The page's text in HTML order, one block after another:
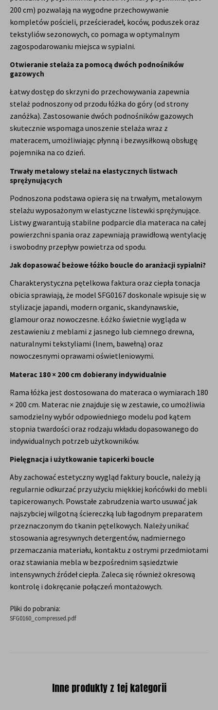
Inne produkty z tej kategorii
200 cm) pozwalają na wygodne przechowywanie
kompletów pościeli, prześcieradeł, koców, poduszek oraz
tekstyliów sezonowych, co pomaga w optymalnym
zagospodarowaniu miejsca w sypialni.
Otwieranie stelaża za pomocą dwóch podnośników
gazowych
Łatwy dostęp do skrzyni do przechowywania zapewnia
stelaż podnoszony od przodu łóżka do góry (od strony
zanóżka). Zastosowanie dwóch podnośników gazowych
skutecznie wspomaga unoszenie stelaża wraz z
materacem, umożliwiając płynną i bezwysiłkową obsługę
pojemnika na co dzień.
Trwały metalowy stelaż na elastycznych listwach
sprężynujących
Podnoszona podstawa opiera się na trwałym, metalowym
stelażu wyposażonym w elastyczne listewki sprężynujące.
Listwy gwarantują stabilne podparcie dla materaca na całej
powierzchni spania oraz zapewniają prawidłową wentylację
i swobodny przepływ powietrza od spodu.
Jak dopasować beżowe łóżko boucle do aranżacji sypialni?
Charakterystyczna pętelkowa faktura oraz ciepła tonacja
obicia sprawiają, że model SFG0167 doskonale wpisuje się w
stylizacje japandi, modern organic, skandynawskie,
glamour oraz nowoczesne. Łóżko świetnie wygląda w
zestawieniu z meblami z jasnego lub ciemnego drewna,
naturalnymi tekstyliami (lnem, bawełną) oraz
nowoczesnymi oprawami oświetleniowymi.
Materac 180 × 200 cm dobierany indywidualnie
Rama łóżka jest dostosowana do materaca o wymiarach 180
× 200 cm. Materac nie znajduje się w zestawie, co umożliwia
samodzielny wybór odpowiedniego modelu pod kątem
stopnia twardości oraz rodzaju wkładu dopasowanego do
indywidualnych potrzeb użytkowników.
Pielęgnacja i użytkowanie tapicerki boucle
Aby zachować estetyczny wygląd faktury boucle, należy ją
regularnie odkurzać przy użyciu miękkiej końcówki do mebli
tapicerowanych. Powstałe zabrudzenia warto usuwać jak
najszybciej wilgotną ściereczką lub łagodnym preparatem
przeznaczonym do tkanin pętelkowych. Należy unikać
stosowania agresywnych detergentów, nadmiernego
przemaczania materiału, kontaktu z ostrymi przedmiotami
oraz stawiania mebla w bezpośrednim sąsiedztwie
intensywnych źródeł ciepła. Zaleca się również okresową
kontrolę i dokręcanie połączeń montażowych.
Pliki do pobrania:
SFG0160_compressed.pdf